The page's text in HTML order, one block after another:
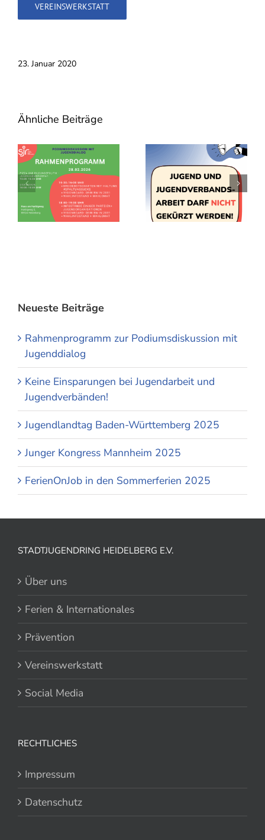
VEREINSWERKSTATT
23. Januar 2020
Ähnliche Beiträge
Neueste Beiträge
Rahmenprogramm zur Podiumsdiskussion mit
Jugenddialog
Keine Einsparungen bei Jugendarbeit und
Jugendverbänden!
Jugendlandtag Baden-Württemberg 2025
Junger Kongress Mannheim 2025
FerienOnJob in den Sommerferien 2025
STADTJUGENDRING HEIDELBERG E.V.
Über uns
Ferien & Internationales
Prävention
Vereinswerkstatt
Social Media
RECHTLICHES
Impressum
Datenschutz